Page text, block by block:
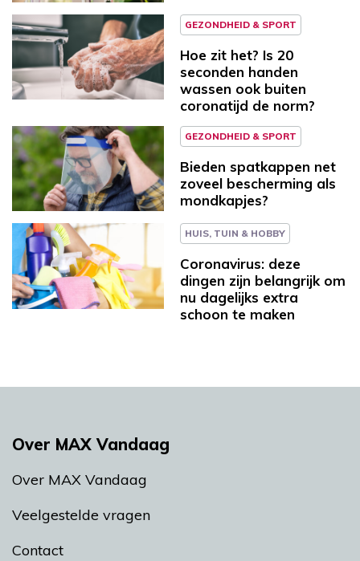
GEZONDHEID & SPORT
Hoe zit het? Is 20
seconden handen
wassen ook buiten
coronatijd de norm?
GEZONDHEID & SPORT
Bieden spatkappen net
zoveel bescherming als
mondkapjes?
HUIS, TUIN & HOBBY
Coronavirus: deze
dingen zijn belangrijk om
nu dagelijks extra
schoon te maken
Over MAX Vandaag
Over MAX Vandaag
Veelgestelde vragen
Contact